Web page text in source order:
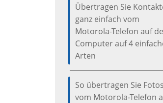
Übertragen Sie
ganz einfach vom
Motorola-Telefon auf
Computer auf 4
Arten
So übertragen Sie Fotos
vom Motorola-Telefon